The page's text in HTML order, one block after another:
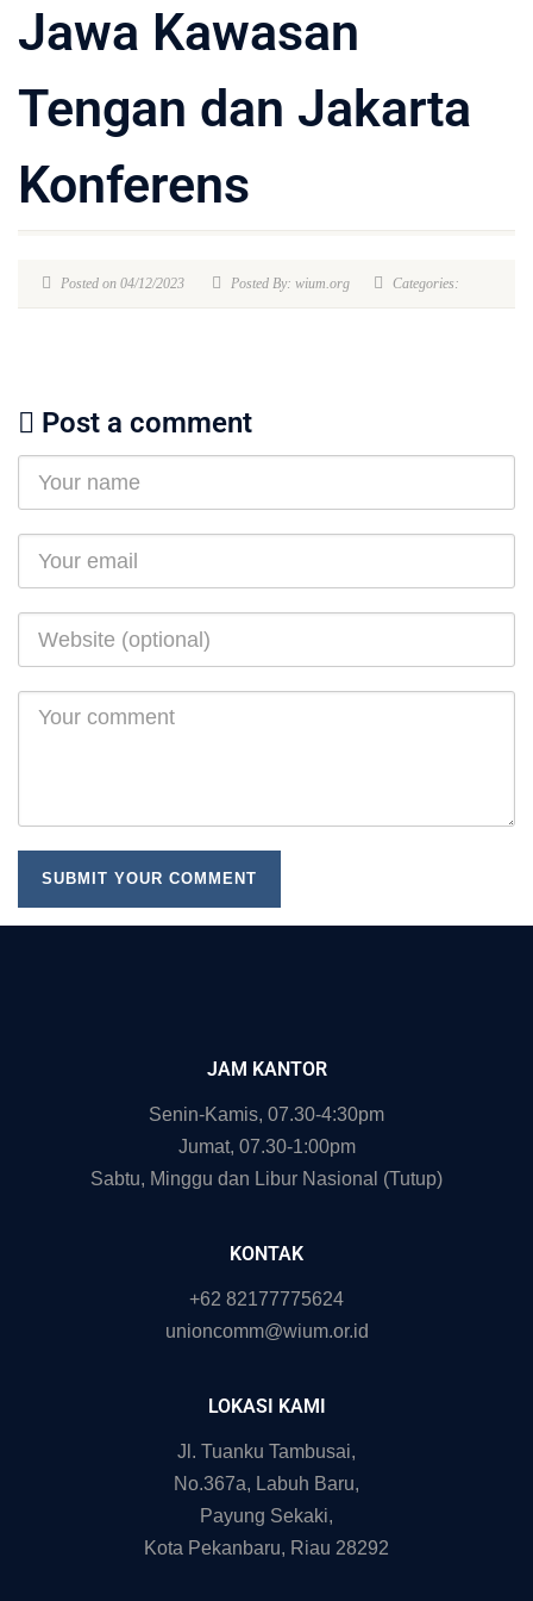
Jawa Kawasan
Tengan dan Jakarta
Konferens
Posted on 04/12/2023 Posted By: wium.org Categories:
Post a comment
JAM KANTOR
Senin-Kamis, 07.30-4:30pm
Jumat, 07.30-1:00pm
Sabtu, Minggu dan Libur Nasional (Tutup)
KONTAK
+62 82177775624
unioncomm@wium.or.id
LOKASI KAMI
Jl. Tuanku Tambusai,
No.367a, Labuh Baru,
Payung Sekaki,
Kota Pekanbaru, Riau 28292